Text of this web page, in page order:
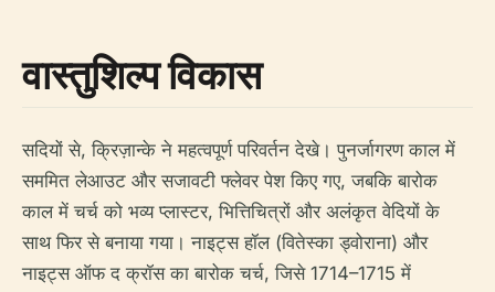
वास्तुशिल्प विकास
सदियों से, क्रिज़ान्के ने महत्वपूर्ण परिवर्तन देखे। पुनर्जागरण काल में
सममित लेआउट और सजावटी फ्लेवर पेश किए गए, जबकि बारोक
काल में चर्च को भव्य प्लास्टर, भित्तिचित्रों और अलंकृत वेदियों के
साथ फिर से बनाया गया। नाइट्स हॉल (वितेस्का ड्वोराना) और
नाइट्स ऑफ द क्रॉस का बारोक चर्च, जिसे 1714–1715 में